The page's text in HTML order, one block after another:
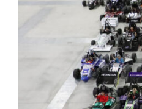
株式情報・配当
株主優待制度
IRカレンダー
よくあるご質問
電子公告・決算公告